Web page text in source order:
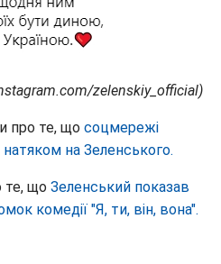
zelenskiy_official)
про те, що соцмережі
натяком на Зеленського.
те, що Зеленський показав
комедії "Я, ти, він, вона".